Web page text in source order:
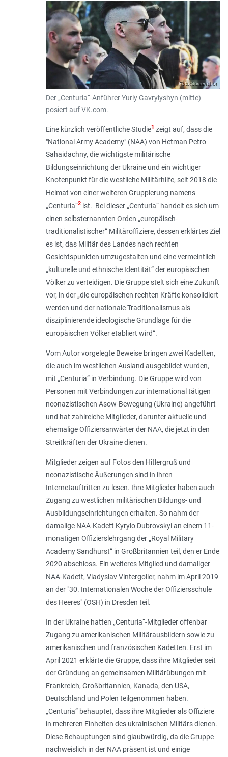
Foto: Screenshot
Der „Centuria“-Anführer Yuriy Gavrylyshyn (mitte)
posiert auf VK.com.
Eine kürzlich veröffentliche Studie1 zeigt auf, dass die
"National Army Academy" (NAA) von Hetman Petro
Sahaidachny, die wichtigste militärische
Bildungseinrichtung der Ukraine und ein wichtiger
Knotenpunkt für die westliche Militärhilfe, seit 2018 die
Heimat von einer weiteren Gruppierung namens
„Centuria“2ist. Bei dieser „Centuria“ handelt es sich um
einen selbsternannten Orden „europäisch-
traditionalistischer“ Militäroffiziere, dessen erklärtes Ziel
es ist, das Militär des Landes nach rechten
Gesichtspunkten umzugestalten und eine vermeintlich
„kulturelle und ethnische Identität“ der europäischen
Völker zu verteidigen. Die Gruppe stelt sich eine Zukunft
vor, in der „die europäischen rechten Kräfte konsolidiert
werden und der nationale Traditionalismus als
disziplinierende ideologische Grundlage für die
europäischen Völker etabliert wird“.
Vom Autor vorgelegte Beweise bringen zwei Kadetten,
die auch im westlichen Ausland ausgebildet wurden,
mit „Centuria“ in Verbindung. Die Gruppe wird von
Personen mit Verbindungen zur international tätigen
neonazistischen Asow-Bewegung (Ukraine) angeführt
und hat zahlreiche Mitglieder, darunter aktuelle und
ehemalige Offiziersanwärter der NAA, die jetzt in den
Streitkräften der Ukraine dienen.
Mitglieder zeigen auf Fotos den Hitlergruß und
neonazistische Äußerungen sind in ihren
Internetauftritten zu lesen. Ihre Mitglieder haben auch
Zugang zu westlichen militärischen Bildungs- und
Ausbildungseinrichtungen erhalten. So nahm der
damalige NAA-Kadett Kyrylo Dubrovskyi an einem 11-
monatigen Offizierslehrgang der „Royal Military
Academy Sandhurst“ in Großbritannien teil, den er Ende
2020 abschloss. Ein weiteres Mitglied und damaliger
NAA-Kadett, Vladyslav Vintergoller, nahm im April 2019
an der "30. Internationalen Woche der Offiziersschule
des Heeres" (OSH) in Dresden teil.
In der Ukraine hatten „Centuria“-Mitglieder offenbar
Zugang zu amerikanischen Militärausbildern sowie zu
amerikanischen und französischen Kadetten. Erst im
April 2021 erklärte die Gruppe, dass ihre Mitglieder seit
der Gründung an gemeinsamen Militärübungen mit
Frankreich, Großbritannien, Kanada, den USA,
Deutschland und Polen teilgenommen haben.
„Centuria“ behauptet, dass ihre Mitglieder als Offiziere
in mehreren Einheiten des ukrainischen Militärs dienen.
Diese Behauptungen sind glaubwürdig, da die Gruppe
nachweislich in der NAA präsent ist und einige